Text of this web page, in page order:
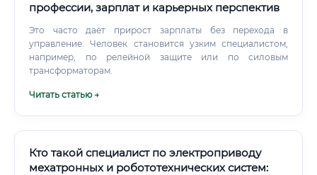
профессии, зарплат и карьерных перспектив
Это часто даёт прирост зарплаты без перехода в
управление. Человек становится узким специалистом,
например, по релейной защите или по силовым
трансформаторам.
Читать статью →
Кто такой специалист по электроприводу
мехатронных и робототехнических систем: